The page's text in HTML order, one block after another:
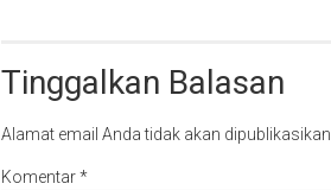
Tinggalkan Balasan
Alamat email Anda tidak akan dipublikasikan.
Komentar*